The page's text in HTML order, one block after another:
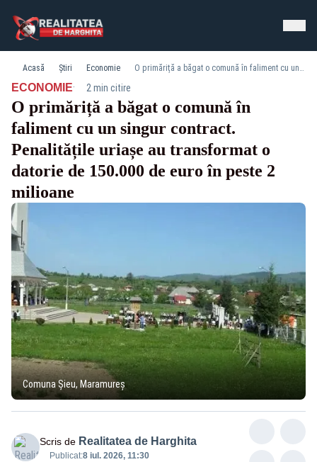
Acasă Știri Economie O primăriță a băgat o comună în faliment cu un singur contract. Penalitățile uriașe au transformat o datorie de 150.000 de euro în peste 2 milioane
ECONOMIE· 2 min citire
O primăriță a băgat o comună în
faliment cu un singur contract.
Penalitățile uriașe au transformat o
datorie de 150.000 de euro în peste 2
milioane
Comuna Șieu, Maramureș
Scris de Realitatea de Harghita
Publicat:8 iul. 2026, 11:30